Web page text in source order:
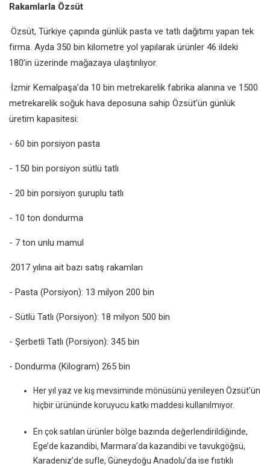
Rakamlarla Özsüt
·Özsüt, Türkiye çapında günlük pasta ve tatlı dağıtımı yapan tek
firma. Ayda 350 bin kilometre yol yapılarak ürünler 46 ildeki
180’in üzerinde mağazaya ulaştırılıyor.
·İzmir Kemalpaşa’da 10 bin metrekarelik fabrika alanına ve 1500
metrekarelik soğuk hava deposuna sahip Özsüt’ün günlük
üretim kapasitesi:
- 60 bin porsiyon pasta
- 150 bin porsiyon sütlü tatlı
- 20 bin porsiyon şuruplu tatlı
- 10 ton dondurma
- 7 ton unlu mamul
·2017 yılına ait bazı satış rakamları
- Pasta (Porsiyon): 13 milyon 200 bin
- Sütlü Tatlı (Porsiyon): 18 milyon 500 bin
- Şerbetli Tatlı (Porsiyon): 345 bin
- Dondurma (Kilogram) 265 bin
Her yıl yaz ve kış mevsiminde mönüsünü yenileyen Özsüt’ün
hiçbir ürününde koruyucu katkı maddesi kullanılmıyor.
En çok satılan ürünler bölge bazında değerlendirildiğinde,
Ege’de kazandibi, Marmara’da kazandibi ve tavukgöğsü,
Karadeniz’de sufle, Güneydoğu Anadolu’da ise fıstıklı